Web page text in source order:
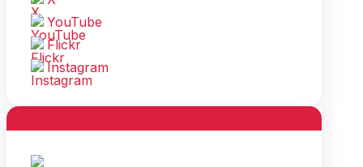
YouTube
Flickr
Instagram